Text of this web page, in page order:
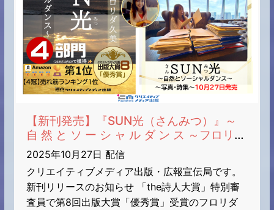
【新刊発売】『SUN光（さんみつ）』～
自 然 と ソ ー シ ャ ル ダ ン ス ～フロリダ
久美（著）出版大賞８「優秀賞」受賞作品
（10/27発売）
2025年10月27日 配信
クリエイティブメディア出版・広報宣伝局です。
新刊リリースのお知らせ 「the詩人大賞」特別審
査員で第8回出版大賞「優秀賞」受賞のフロリダ